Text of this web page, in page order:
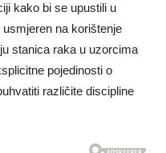
kako bi se upustili u
na korištenje
stanica raka u uzorcima
pojedinosti o
različite discipline